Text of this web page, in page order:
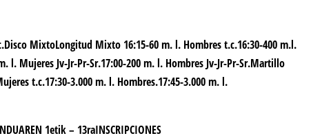
MixtoLongitud Mixto 16:15-60 m. l. Hombres t.c.16:30-400 m.l.
l. Mujeres Jv-Jr-Pr-Sr.17:00-200 m. l. Hombres Jv-Jr-Pr-Sr.Martillo
t.c.17:30-3.000 m. l. Hombres.17:45-3.000 m. l.
1etik – 13raINSCRIPCIONES